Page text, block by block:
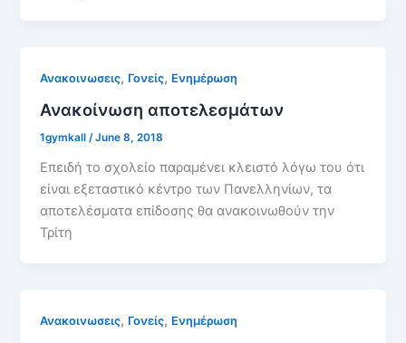
Ανακοινωσεις, Γονείς, Ενημέρωση
Ανακοίνωση αποτελεσμάτων
1gymkall/June 8, 2018
Επειδή το σχολείο παραμένει κλειστό λόγω του ότι
είναι εξεταστικό κέντρο των Πανελληνίων, τα
αποτελέσματα επίδοσης θα ανακοινωθούν την
Τρίτη
Ανακοινωσεις, Γονείς, Ενημέρωση